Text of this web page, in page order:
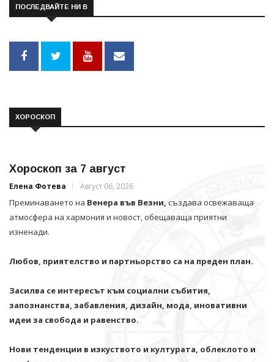
ПОСЛЕДВАЙТЕ НИ В
ХОРОСКОП
Хороскоп за 7 август
Елена Фотева Август 06, 2026
Преминаването на Венера във Везни, създава освежаваща
атмосфера на хармония и новост, обещаваща приятни
изненади.
Любов, приятелство и партньорство са на преден план.
Засилва се интересът към социални събития,
запознанства, забавления, дизайн, мода, иновативни
идеи за свобода и равенство.
Нови тенденции в изкуството и културата, облеклото и